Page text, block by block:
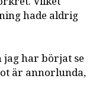
hade aldrig
jag har börjat se
är annorlunda,